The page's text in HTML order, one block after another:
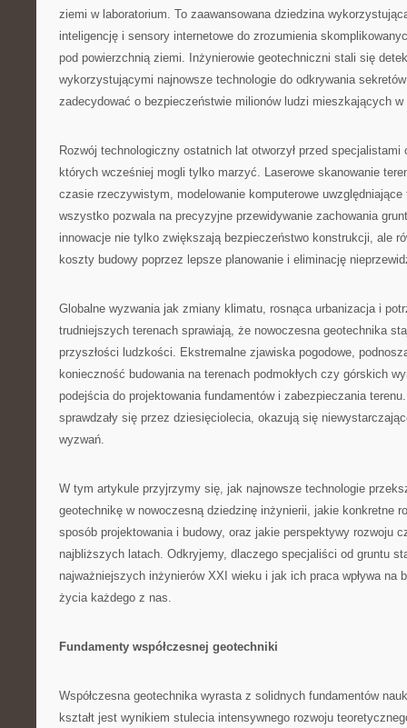
ziemi w laboratorium. To zaawansowana dziedzina
inteligencję i sensory internetowe do zrozumienia
pod powierzchnią ziemi. Inżynierowie geotechniczni stali się
wykorzystującymi najnowsze technologie do odkrywania
zadecydować o bezpieczeństwie milionów ludzi mieszkających
Rozwój technologiczny ostatnich lat otworzył przed
których wcześniej mogli tylko marzyć. Laserowe skanowanie
czasie rzeczywistym, modelowanie komputerowe
wszystko pozwala na precyzyjne przewidywanie zachowania
innowacje nie tylko zwiększają bezpieczeństwo konstrukcji, ale
koszty budowy poprzez lepsze planowanie i eliminację
Globalne wyzwania jak zmiany klimatu, rosnąca urbanizacja i
trudniejszych terenach sprawiają, że nowoczesna geotechnika
przyszłości ludzkości. Ekstremalne zjawiska pogodowe,
konieczność budowania na terenach podmokłych czy górskich
podejścia do projektowania fundamentów i zabezpieczania
sprawdzały się przez dziesięciolecia, okazują się
wyzwań.
W tym artykule przyjrzymy się, jak najnowsze technologie
geotechnikę w nowoczesną dziedzinę inżynierii, jakie konkretne
sposób projektowania i budowy, oraz jakie perspektywy rozwoju
najbliższych latach. Odkryjemy, dlaczego specjaliści od gruntu
najważniejszych inżynierów XXI wieku i jak ich praca wpływa na
życia każdego z nas.
Fundamenty współczesnej geotechniki
Współczesna geotechnika wyrasta z solidnych fundamentów
kształt jest wynikiem stulecia intensywnego rozwoju